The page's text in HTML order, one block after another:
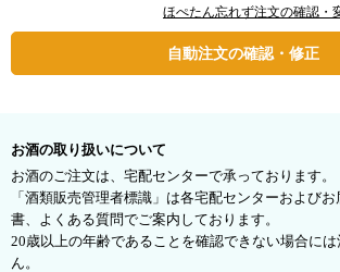
ほぺたん忘れず注文の確認・
自動注文の確認・修正
お酒の取り扱いについて
お酒のご注文は、宅配センターで承っております。
「酒類販売管理者標識」は各宅配センターおよび
書、よくある質問でご案内しております。
20歳以上の年齢であることを確認できない場合に
ん。